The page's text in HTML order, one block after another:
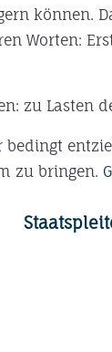
können.
Worten:
zu Lasten
bedingt
zu bringen.